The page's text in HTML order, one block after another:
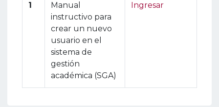
1
Manual
instructivo para
crear un nuevo
usuario en el
sistema de
gestión
académica (SGA)
Ingresar